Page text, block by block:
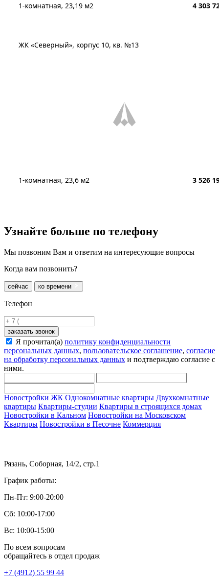
1-комнатная, 23,19 м2 4 303
ЖК «Северный», корпус 10, кв. №13
1-комнатная, 23,6 м2 3 526
Узнайте больше по телефону
Мы позвоним Вам и ответим на интересующие вопросы
Когда вам позвонить?
сейчас ко времени
Телефон
заказать звонок
Я прочитал(а) политику конфиденциальности
персональных данных, пользовательское соглашение, согласие
на обработку персональных данных и подтверждаю согласие с
ними.
Новостройки ЖК Однокомнатные квартиры Двухкомнатные
квартиры Квартиры-студии Квартиры в строящихся домах
Новостройки в Кальном Новостройки на Московском
Квартиры Новостройки в Песочне Коммерция
Рязань, Соборная, 14/2, стр.1
График работы:
Пн-Пт: 9:00-20:00
Сб: 10:00-17:00
Вс: 10:00-15:00
По всем вопросам
обращайтесь в отдел продаж
+7 (4912) 55 99 44